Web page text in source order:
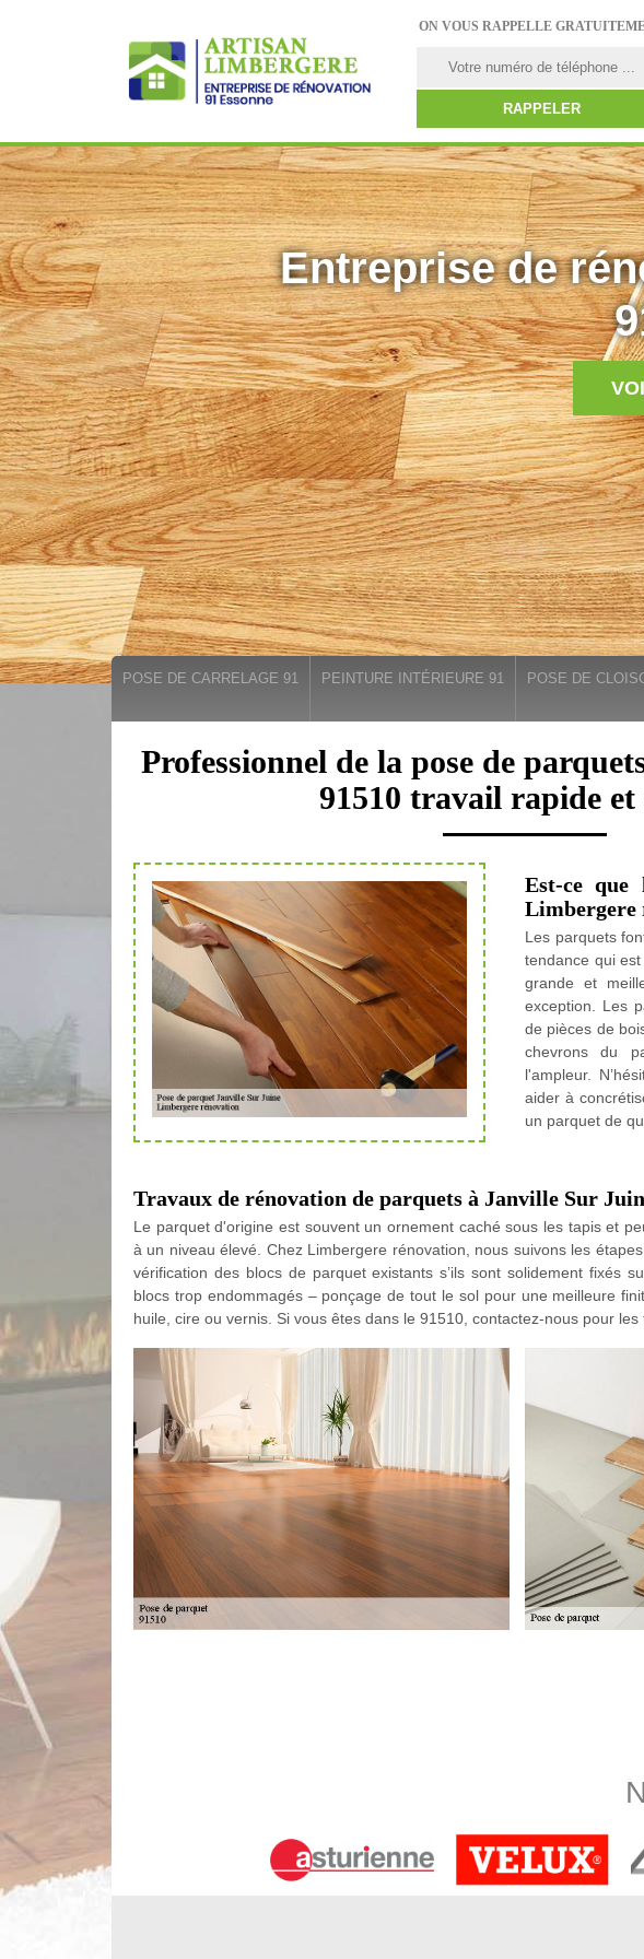
ON VOUS RAPPELLE
Entreprise de
POSE DE CARRELAGE 91 PEINTURE INTÉRIEURE 91 POSE DE
Professionnel de la pose de
91510 travail rapide et
Est-ce
Limbergere
Les parquets
tendance qui
grande et
exception. Les
de pièces de
chevrons du
l'ampleur.
aider à
un parquet de
Travaux de rénovation de parquets à Janville Sur
Le parquet d'origine est souvent un ornement caché sous les tapis et
à un niveau élevé. Chez Limbergere rénovation, nous suivons les
vérification des blocs de parquet existants s’ils sont solidement fixés
blocs trop endommagés – ponçage de tout le sol pour une meilleure
huile, cire ou vernis. Si vous êtes dans le 91510, contactez-nous pour
du bois. Notre équipe peut intervenir dans tout 91510 pour vous aider
Réparation de parquets à Janville Sur Juine
Avant notre intervention, il faut que vous entreteniez votre parquet.
détergent pour le lavage du bois. Lavez le sol avec la solution, en
aura fait effet sur vos parquets. Nous réparerons la surface dès notre